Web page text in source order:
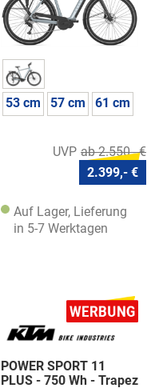
53 cm 57 cm 61 cm
ab 2.550,- €
2.399,- €
Auf Lager, Lieferung
in 5-7 Werktagen
POWER SPORT 11
PLUS - 750 Wh - Trapez